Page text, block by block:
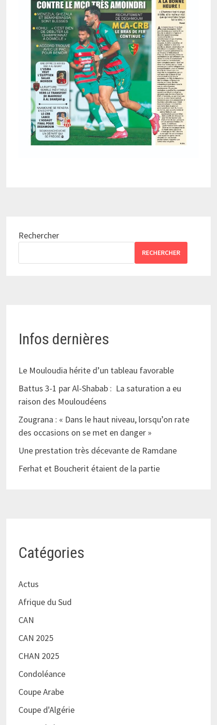
Rechercher
RECHERCHER
Infos dernières
Le Mouloudia hérite d’un tableau favorable
Battus 3-1 par Al-Shabab : La saturation a eu
raison des Mouloudéens
Zougrana : « Dans le haut niveau, lorsqu’on rate
des occasions on se met en danger »
Une prestation très décevante de Ramdane
Ferhat et Boucherit étaient de la partie
Catégories
Actus
Afrique du Sud
CAN
CAN 2025
CHAN 2025
Condoléance
Coupe Arabe
Coupe d'Algérie